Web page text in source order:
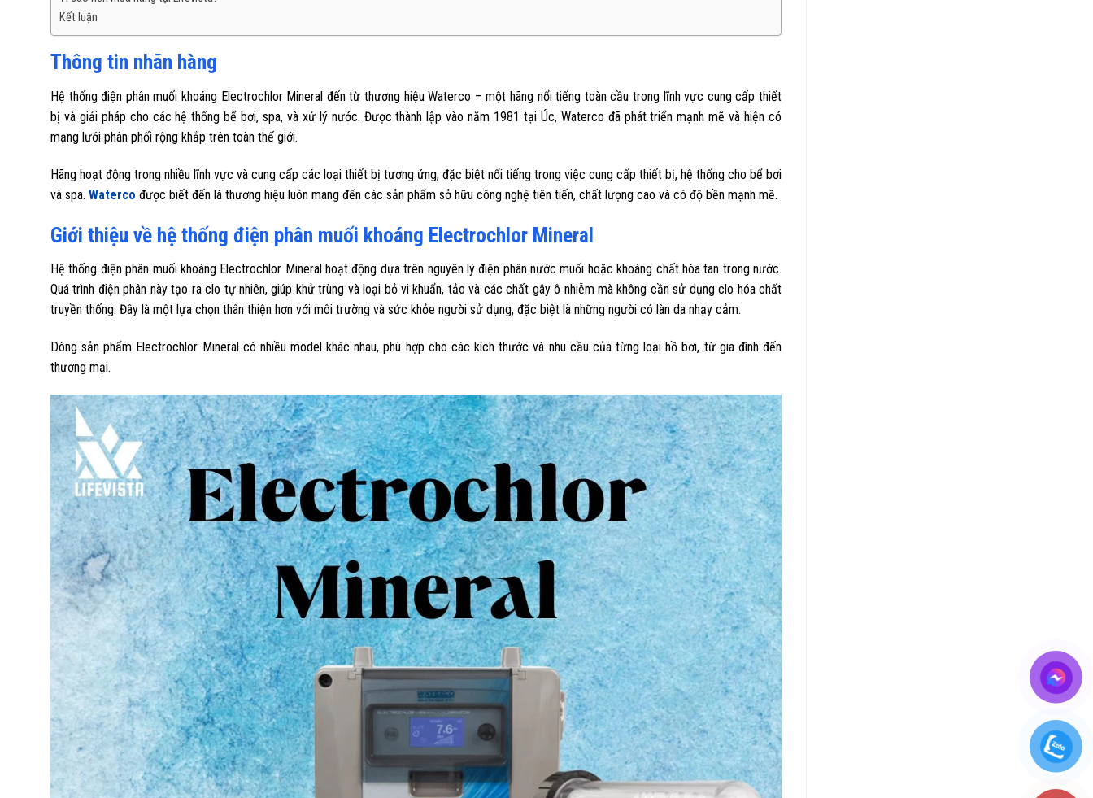
Kết luận
Thông tin nhãn hàng
Hệ thống điện phân muối khoáng Electrochlor Mineral đến từ thương hiệu Waterco – một hãng nổi tiếng toàn cầu trong lĩnh vực cung cấp thiết
bị và giải pháp cho các hệ thống bể bơi, spa, và xử lý nước. Được thành lập vào năm 1981 tại Úc, Waterco đã phát triển mạnh mẽ và hiện có
mạng lưới phân phối rộng khắp trên toàn thế giới.
Hãng hoạt động trong nhiều lĩnh vực và cung cấp các loại thiết bị tương ứng, đặc biệt nổi tiếng trong việc cung cấp thiết bị, hệ thống cho bể bơi
và spa. Waterco được biết đến là thương hiệu luôn mang đến các sản phẩm sở hữu công nghệ tiên tiến, chất lượng cao và có độ bền mạnh mẽ.
Giới thiệu về hệ thống điện phân muối khoáng Electrochlor Mineral
Hệ thống điện phân muối khoáng Electrochlor Mineral hoạt động dựa trên nguyên lý điện phân nước muối hoặc khoáng chất hòa tan trong nước.
Quá trình điện phân này tạo ra clo tự nhiên, giúp khử trùng và loại bỏ vi khuẩn, tảo và các chất gây ô nhiễm mà không cần sử dụng clo hóa chất
truyền thống. Đây là một lựa chọn thân thiện hơn với môi trường và sức khỏe người sử dụng, đặc biệt là những người có làn da nhạy cảm.
Dòng sản phẩm Electrochlor Mineral có nhiều model khác nhau, phù hợp cho các kích thước và nhu cầu của từng loại hồ bơi, từ gia đình đến
thương mại.